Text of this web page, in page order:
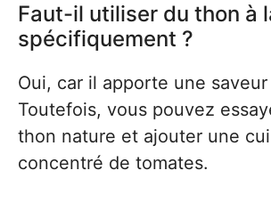
Faut-il utiliser du thon à
spécifiquement ?
Oui, car il apporte une
Toutefois, vous pouvez
thon nature et ajouter une
concentré de tomates.